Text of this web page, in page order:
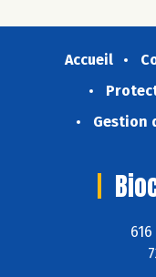
Accueil
Gestion